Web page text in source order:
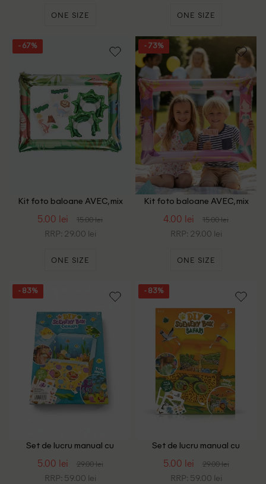
ONE SIZE ONE SIZE
- 67%
Kit foto baloane AVEC, mix
5.00 lei 15.00 lei
RRP: 29.00 lei
ONE SIZE
- 73%
Kit foto baloane AVEC, mix
4.00 lei 15.00 lei
RRP: 29.00 lei
ONE SIZE
- 83%
Set de lucru manual cu
culori
5.00 lei 29.00 lei
RRP: 59.00 lei
- 83%
Set de lucru manual cu
print
5.00 lei 29.00 lei
RRP: 59.00 lei